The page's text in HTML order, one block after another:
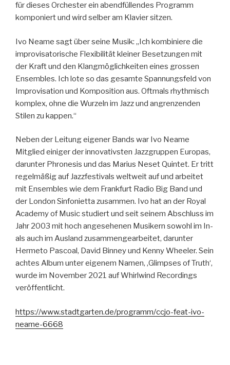
für dieses Orchester ein abendfüllendes Programm
komponiert und wird selber am Klavier sitzen.
Ivo Neame sagt über seine Musik: „Ich kombiniere die
improvisatorische Flexibilität kleiner Besetzungen mit
der Kraft und den Klangmöglichkeiten eines grossen
Ensembles. Ich lote so das gesamte Spannungsfeld von
Improvisation und Komposition aus. Oftmals rhythmisch
komplex, ohne die Wurzeln im Jazz und angrenzenden
Stilen zu kappen.“
Neben der Leitung eigener Bands war Ivo Neame
Mitglied einiger der innovativsten Jazzgruppen Europas,
darunter Phronesis und das Marius Neset Quintet. Er tritt
regelmäßig auf Jazzfestivals weltweit auf und arbeitet
mit Ensembles wie dem Frankfurt Radio Big Band und
der London Sinfonietta zusammen. Ivo hat an der Royal
Academy of Music studiert und seit seinem Abschluss im
Jahr 2003 mit hoch angesehenen Musikern sowohl im In-
als auch im Ausland zusammengearbeitet, darunter
Hermeto Pascoal, David Binney und Kenny Wheeler. Sein
achtes Album unter eigenem Namen, ‚Glimpses of Truth‘,
wurde im November 2021 auf Whirlwind Recordings
veröffentlicht.
https://www.stadtgarten.de/programm/ccjo-feat-ivo-
neame-6668